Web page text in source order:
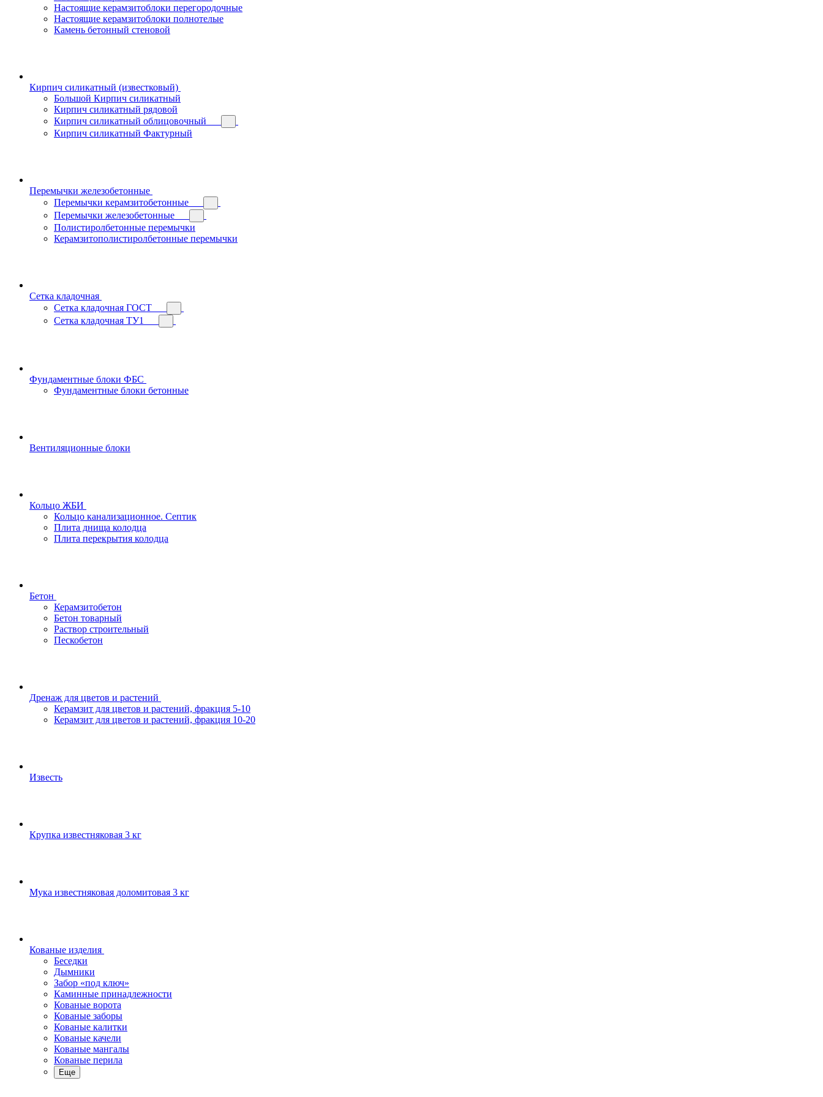
Настоящие керамзитоблоки перегородочные
Настоящие керамзитоблоки полнотелые
Камень бетонный стеновой
Кирпич силикатный (известковый)
Большой Кирпич силикатный
Кирпич силикатный рядовой
Кирпич силикатный облицовочный
Кирпич силикатный Фактурный
Перемычки железобетонные
Перемычки керамзитобетонные
Перемычки железобетонные
Полистиролбетонные перемычки
Керамзитополистиролбетонные перемычки
Сетка кладочная
Сетка кладочная ГОСТ
Сетка кладочная ТУ1
Фундаментные блоки ФБС
Фундаментные блоки бетонные
Вентиляционные блоки
Кольцо ЖБИ
Кольцо канализационное. Септик
Плита днища колодца
Плита перекрытия колодца
Бетон
Керамзитобетон
Бетон товарный
Раствор строительный
Пескобетон
Дренаж для цветов и растений
Керамзит для цветов и растений, фракция 5-10
Керамзит для цветов и растений, фракция 10-20
Известь
Крупка известняковая 3 кг
Мука известняковая доломитовая 3 кг
Кованые изделия
Беседки
Дымники
Забор «под ключ»
Каминные принадлежности
Кованые ворота
Кованые заборы
Кованые калитки
Кованые качели
Кованые мангалы
Кованые перила
Еще